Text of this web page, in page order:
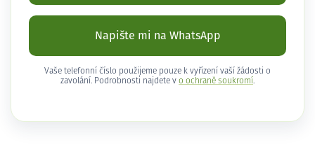
Napište mi na WhatsApp
Vaše telefonní číslo použijeme pouze k vyřízení vaší žádosti o
zavolání. Podrobnosti najdete v o ochraně soukromí .